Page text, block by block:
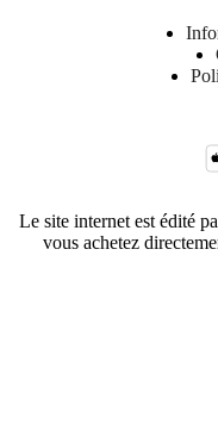
Le site internet est édité
vous achetez